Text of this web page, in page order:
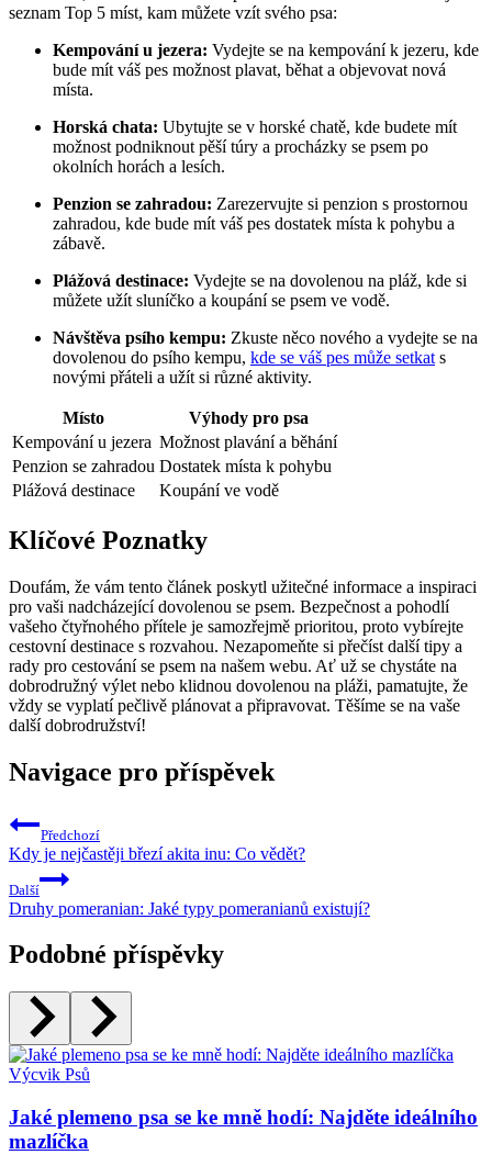
seznam Top 5 míst, kam můžete vzít svého psa:
Kempování u jezera: Vydejte se na kempování k jezeru, kde
bude mít váš pes možnost plavat, běhat a objevovat nová
místa.
Horská chata: Ubytujte se v horské chatě, kde budete mít
možnost podniknout pěší túry a procházky se psem po
okolních horách a lesích.
Penzion se zahradou: Zarezervujte si penzion s prostornou
zahradou, kde bude mít váš pes dostatek místa k pohybu a
zábavě.
Plážová destinace: Vydejte se na dovolenou na pláž, kde si
můžete užít sluníčko a koupání se psem ve vodě.
Návštěva psího kempu: Zkuste něco nového a vydejte se na
dovolenou do psího kempu, kde se váš pes může setkat s
novými přáteli a užít si různé aktivity.
Místo
Výhody pro psa
Kempování u jezera Možnost plavání a běhání
Penzion se zahradou Dostatek místa k pohybu
Plážová destinace
Koupání ve vodě
Klíčové Poznatky
Doufám, že vám tento článek poskytl užitečné informace a inspiraci
pro vaši nadcházející dovolenou se psem. Bezpečnost a pohodlí
vašeho čtyřnohého přítele je samozřejmě prioritou, proto vybírejte
cestovní destinace s rozvahou. Nezapomeňte si přečíst další tipy a
rady pro cestování se psem na našem webu. Ať už se chystáte na
dobrodružný výlet nebo klidnou dovolenou na pláži, pamatujte, že
vždy se vyplatí pečlivě plánovat a připravovat. Těšíme se na vaše
další dobrodružství!
Navigace pro příspěvek
Předchozí
Kdy je nejčastěji březí akita inu: Co vědět?
Další
Druhy pomeranian: Jaké typy pomeranianů existují?
Podobné příspěvky
Výcvik Psů
Jaké plemeno psa se ke mně hodí: Najděte ideálního
mazlíčka